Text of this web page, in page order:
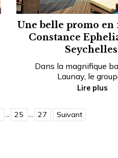
Une belle promo
Constance
Dans la magnifique
Launay, le
Lire plus
25 27 Suivant